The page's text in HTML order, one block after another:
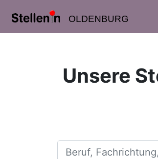
OLDENBURG
Unsere
Beruf, Fachrichtung, Firma